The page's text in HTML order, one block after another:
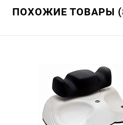
ПОХОЖИЕ ТОВАРЫ